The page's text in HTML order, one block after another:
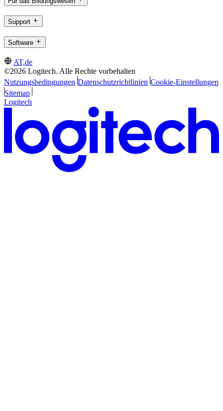
Support
Software
AT,de
©2026 Logitech. Alle Rechte vorbehalten
Nutzungsbedingungen Datenschutzrichtlinien Cookie-Einstellungen
Sitemap
Logitech